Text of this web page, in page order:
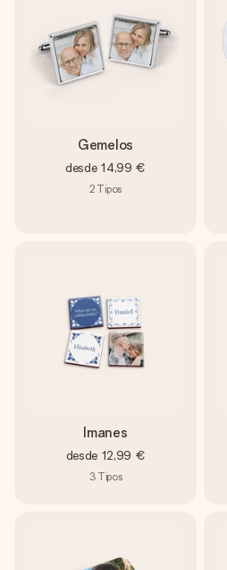
Gemelos
desde 14,99 €
2 Tipos
Imanes
desde 12,99 €
3 Tipos